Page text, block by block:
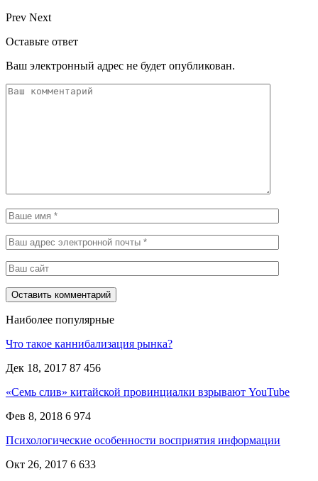
Prev Next
Оставьте ответ
Ваш электронный адрес не будет опубликован.
Наиболее популярные
Что такое каннибализация рынка?
Дек 18, 2017 87 456
«Семь слив» китайской провинциалки взрывают YouTube
Фев 8, 2018 6 974
Психологические особенности восприятия информации
Окт 26, 2017 6 633